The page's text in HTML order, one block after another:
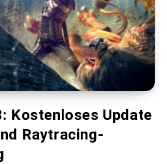
Kostenloses Update
Raytracing-